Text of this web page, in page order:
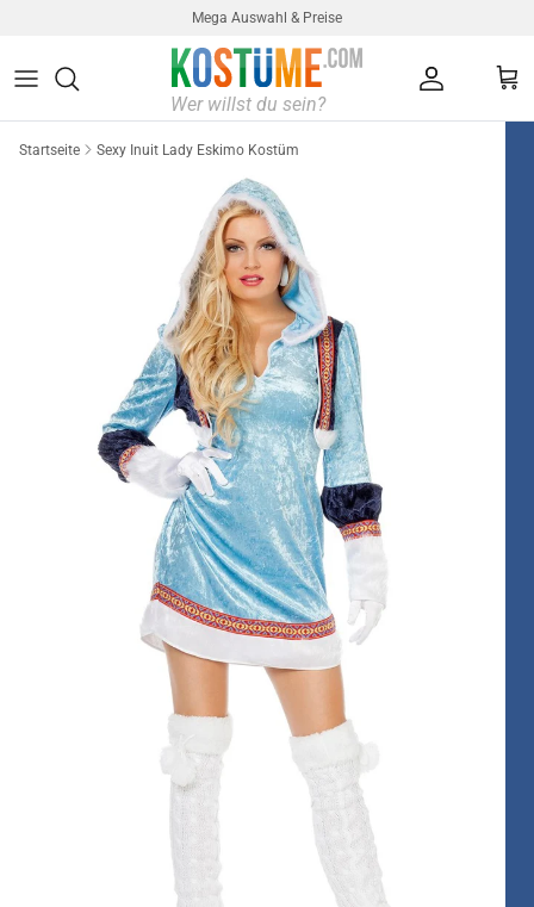
Mega Auswahl & Preise
Startseite Sexy Inuit Lady Eskimo Kostüm